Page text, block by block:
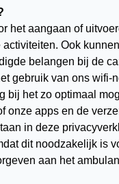
aangaan of
Ook
belangen bij de
gebruik van ons
het zo optimaal
onze apps en de
in deze
dit noodzakelijk is
aan het